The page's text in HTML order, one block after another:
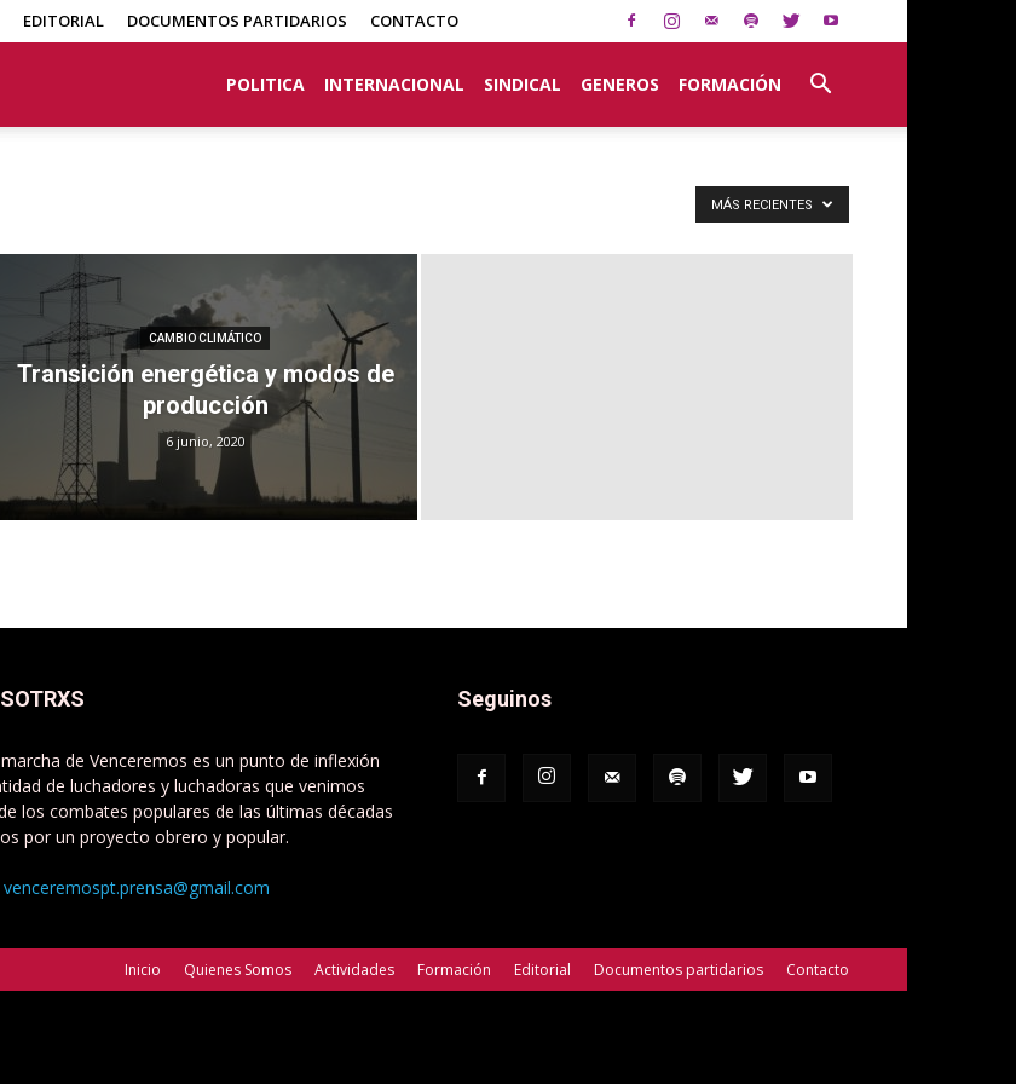
EDITORIAL DOCUMENTOS PARTIDARIOS CONTACTO
POLITICA INTERNACIONAL SINDICAL GENEROS FORMACIÓN
MÁS RECIENTES
CAMBIO CLIMÁTICO
Transición energética y modos de
producción
6 junio, 2020
de Venceremos es un punto de inflexión
de luchadores y luchadoras que venimos
los combates populares de las últimas décadas
por un proyecto obrero y popular.
venceremospt.prensa@gmail.com
Seguinos
Inicio Quienes Somos Actividades Formación Editorial Documentos partidarios Contacto